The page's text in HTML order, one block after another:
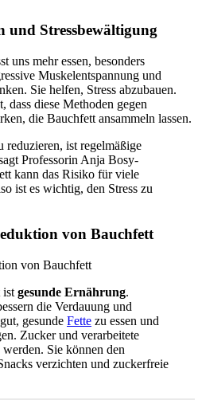
und Stressbewältigung
uns mehr essen, besonders
Muskelentspannung und
Sie helfen, Stress abzubauen.
dass diese Methoden gegen
die Bauchfett ansammeln lassen.
reduzieren, ist regelmäßige
Professorin Anja Bosy-
kann das Risiko für viele
ist es wichtig, den Stress zu
von Bauchfett
ist gesunde Ernährung.
die Verdauung und
gesunde Fette zu essen und
Zucker und verarbeitete
Sie können den
verzichten und zuckerfreie